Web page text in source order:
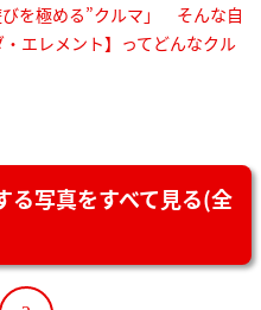
びを極める”クルマ」 そんな自
エレメント】ってどんなクル
る写真をすべて見る(全